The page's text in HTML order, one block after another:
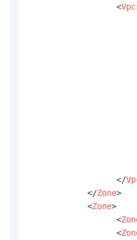
<
</
</Zone>
<Zone>
<
<